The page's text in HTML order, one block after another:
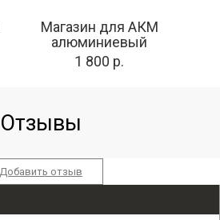
Магазин для АКМ
алюминиевый
1 800 р.
Отзывы
Добавить отзыв